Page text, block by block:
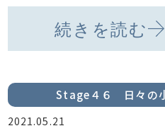
続きを読む
Stage４６ 日々の
2021.05.21